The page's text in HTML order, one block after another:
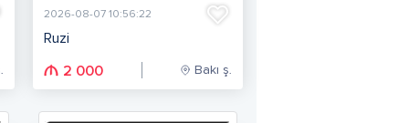
2026-08-07 10:56:22
Ruzi
2 000 Bakı ş.